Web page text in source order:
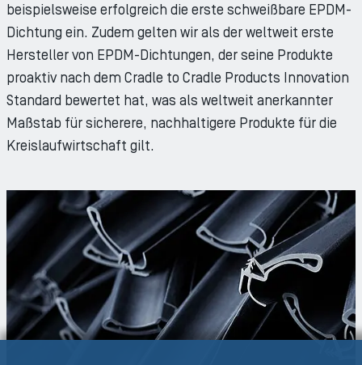
beispielsweise erfolgreich die erste schweißbare EPDM-
Dichtung ein. Zudem gelten wir als der weltweit erste
Hersteller von EPDM-Dichtungen, der seine Produkte
proaktiv nach dem Cradle to Cradle Products Innovation
Standard bewertet hat, was als weltweit anerkannter
Maßstab für sicherere, nachhaltigere Produkte für die
Kreislaufwirtschaft gilt.